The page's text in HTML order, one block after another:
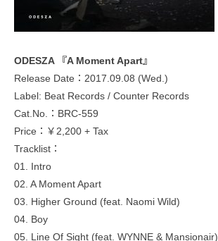
ODESZA 『A Moment Apart』
Release Date：2017.09.08 (Wed.)
Label: Beat Records / Counter Records
Cat.No.：BRC-559
Price：￥2,200 + Tax
Tracklist：
01. Intro
02. A Moment Apart
03. Higher Ground (feat. Naomi Wild)
04. Boy
05. Line Of Sight (feat. WYNNE & Mansionair)